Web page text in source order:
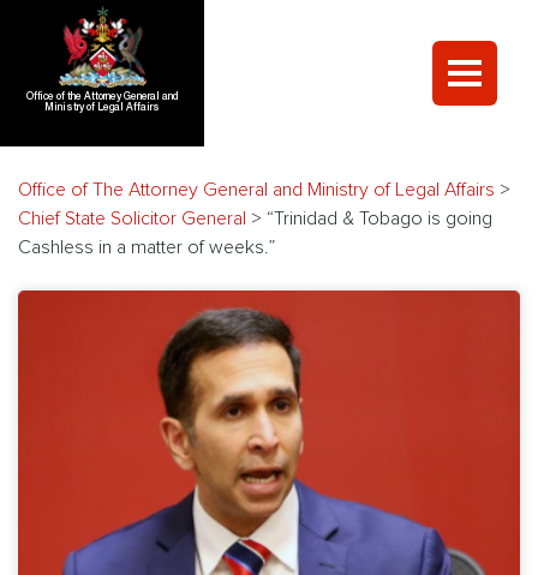
Office of the Attorney General and
Ministry of Legal Affairs
Office of The Attorney General and Ministry of Legal Affairs >
Chief State Solicitor General > “Trinidad & Tobago is going
Cashless in a matter of weeks.”